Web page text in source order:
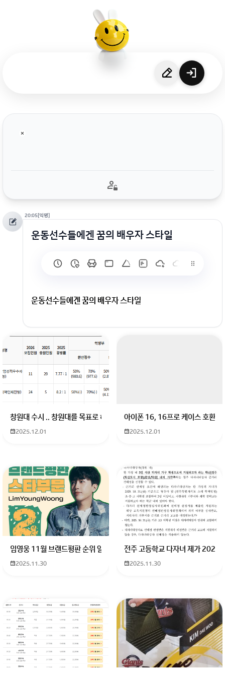
20:05[익명]
운동선수들에겐 꿈의 배우자 스타일
운동선수들에겐 꿈의 배우자 스타일
회원가입 혹은 광고 [X]를 누르면 내용이 보입니다
창원대 수시 .. 창원대를 목표로 하고 있는 09년생입니다 지금 제 내신이 5
2025.12.01
아이폰 16, 16프로 케이스 호환
2025.12.01
임영웅 11월 브랜드평판 순위 알고싶어요 임영웅 11월 브랜드평판에서
2025.11.30
전주 고등학교 다자녀 제가 2027
2025.11.30